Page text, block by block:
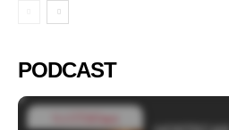
PODCAST